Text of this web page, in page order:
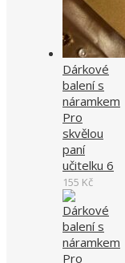
Dárkové
balení s
náramkem
Pro
skvělou
paní
učitelku 6
155 Kč